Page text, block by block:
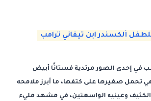
ألكسندر ابن تيفاني ترامب
في إحدى الصور مرتدية فستانًا أبيض
تحمل صغيرها على كتفها، ما أبرز ملامحه
وعينيه الواسعتين، في مشهد مليء